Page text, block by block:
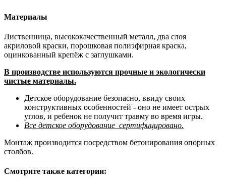
Материалы
Лиственница, высококачественный металл, два слоя
акриловой краски, порошковая полиэфирная краска,
оцинкованный крепёж с заглушками.
В производстве используются прочные и экологически
чистые материалы.
Детское оборудование безопасно, ввиду своих
конструктивных особенностей - оно не имеет острых
углов, и ребенок не получит травму во время игры.
Все детское оборудование сертифицировано.
Монтаж производится посредством бетонирования опорных
столбов.
Смотрите также категории: